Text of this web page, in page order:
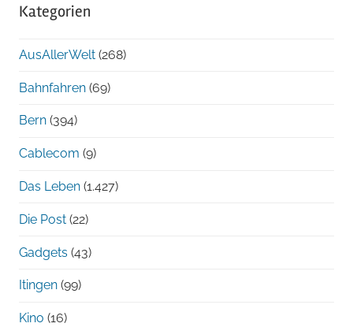
chronologisch
Kategorien
AusAllerWelt (268)
Bahnfahren (69)
Bern (394)
Cablecom (9)
Das Leben (1.427)
Die Post (22)
Gadgets (43)
Itingen (99)
Kino (16)